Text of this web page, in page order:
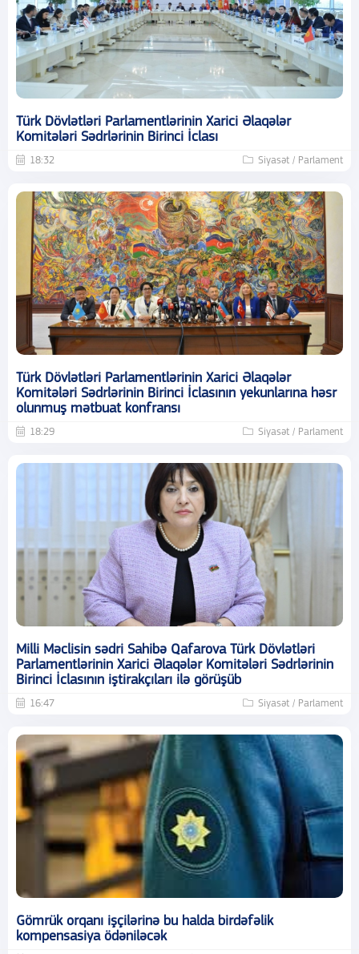
Türk Dövlətləri Parlamentlərinin Xarici Əlaqələr
Komitələri Sədrlərinin Birinci İclası
18:32 Siyasət / Parlament
Türk Dövlətləri Parlamentlərinin Xarici Əlaqələr
Komitələri Sədrlərinin Birinci İclasının yekunlarına həsr
olunmuş mətbuat konfransı
18:29 Siyasət / Parlament
Milli Məclisin sədri Sahibə Qafarova Türk Dövlətləri
Parlamentlərinin Xarici Əlaqələr Komitələri Sədrlərinin
Birinci İclasının iştirakçıları ilə görüşüb
16:47 Siyasət / Parlament
Gömrük orqanı işçilərinə bu halda birdəfəlik
kompensasiya ödəniləcək